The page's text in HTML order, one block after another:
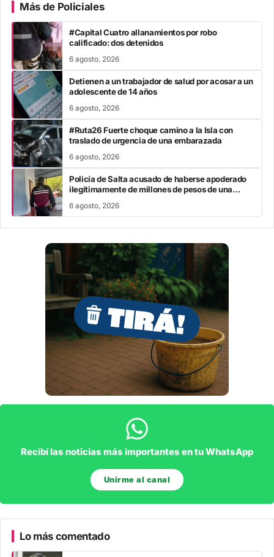
Más de Policiales
#Capital Cuatro allanamientos por robo
calificado: dos detenidos
6 agosto, 2026
Detienen a un trabajador de salud por acosar a un
adolescente de 14 años
6 agosto, 2026
#Ruta26 Fuerte choque camino a la Isla con
traslado de urgencia de una embarazada
6 agosto, 2026
Policía de Salta acusado de haberse apoderado
ilegítimamente de millones de pesos de una
6 agosto, 2026
Recibí las noticias más importantes en tu WhatsApp
Unirme al canal
Lo más comentado